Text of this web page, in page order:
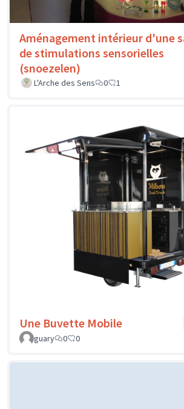
Aménagement intérieur d'une
de stimulations sensorielles
(snoezelen)
L'Arche des Sens 0 1
Une Buvette Mobile
guary
0 0